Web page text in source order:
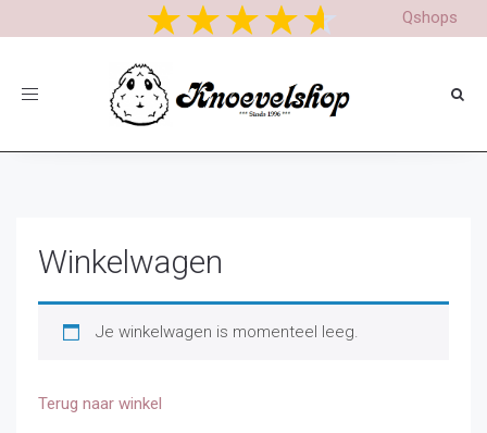
In de komende periode passen wij onze productnamen en
omschrijvingen aan, kunt u iets niet vinden stuur gerust een mail.
Qshops
Toggle
Winkelwagen
Je winkelwagen is momenteel leeg.
Terug naar winkel